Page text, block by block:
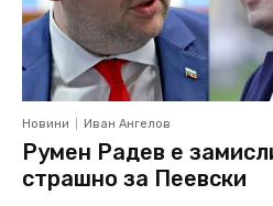
Новини Иван Ангелов
Румен Радев е
страшно за Пеевски